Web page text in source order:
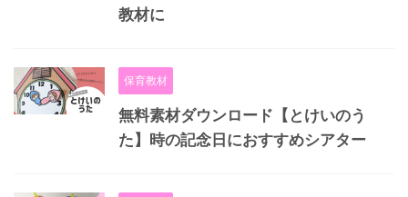
教材に
保育教材
無料素材ダウンロード【とけいのう
た】時の記念日におすすめシアター